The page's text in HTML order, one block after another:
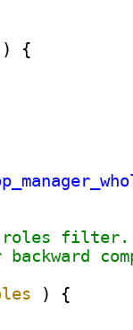
) {
roles filter.
) {